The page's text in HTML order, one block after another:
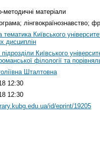
методичні матеріали
лінгвокраїнознавство;
тематика Київського
дисциплін
підрозділи Київського
філології та
Шталтовна
12:30
12:30
id/eprint/19205